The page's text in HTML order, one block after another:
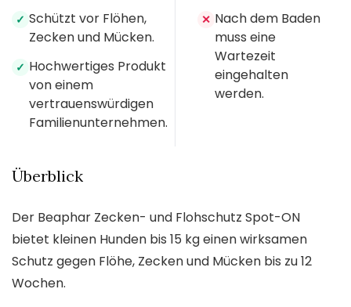
✓ Schützt vor Flöhen,
Zecken und Mücken.
✓ Hochwertiges Produkt
von einem
vertrauenswürdigen
Familienunternehmen.
✕ Nach dem Baden
muss eine
Wartezeit
eingehalten
werden.
Überblick
Der Beaphar Zecken- und Flohschutz Spot-ON
bietet kleinen Hunden bis 15 kg einen wirksamen
Schutz gegen Flöhe, Zecken und Mücken bis zu 12
Wochen.